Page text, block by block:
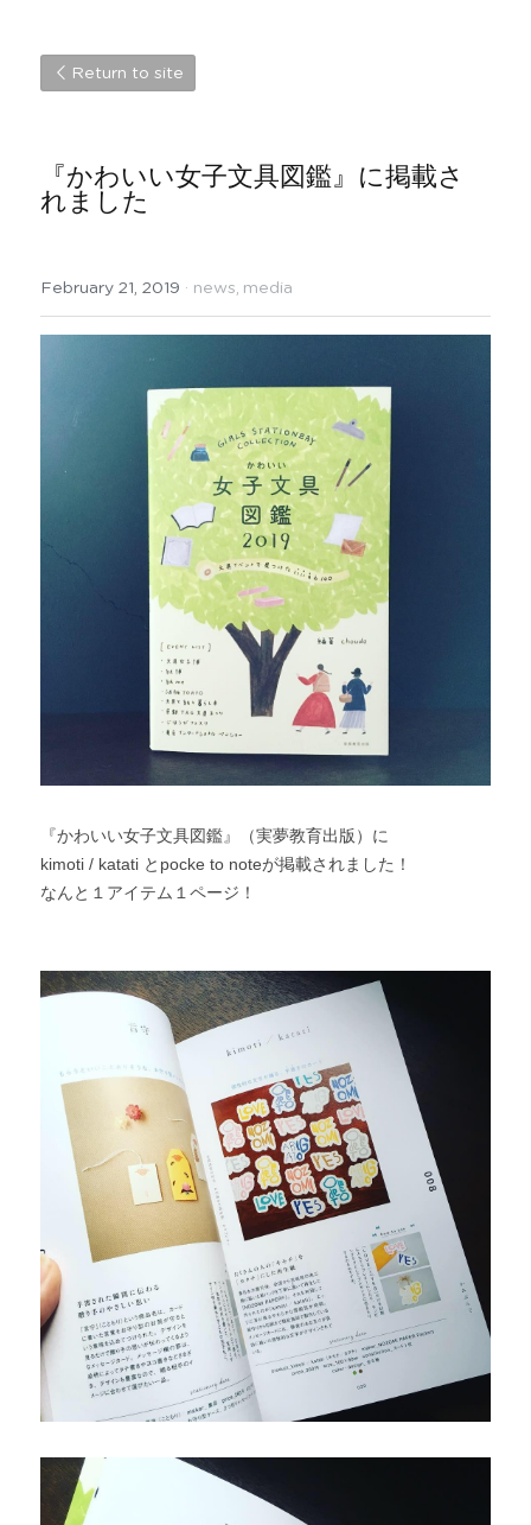
Return to site
『かわいい女子文具図鑑』に掲載さ
れました
February 21, 2019 · news, media
『かわいい女子文具図鑑』（実夢教育出版）に
kimoti / katati とpocke to noteが掲載されました！
なんと１アイテム１ページ！